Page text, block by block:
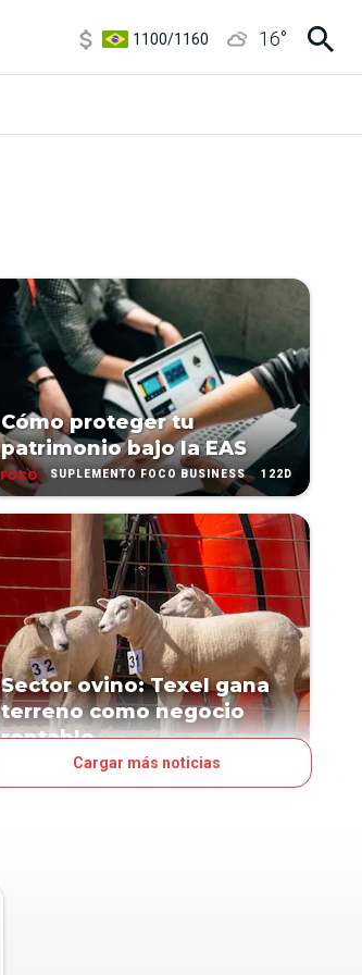
1100/1160
16°
Cómo proteger tu
patrimonio bajo la EAS
SUPLEMENTO FOCO BUSINESS 122D
Sector ovino: Texel gana
terreno como negocio
rentable
Cargar más noticias